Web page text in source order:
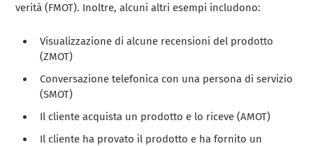
verità (FMOT). Inoltre, alcuni altri esempi includono:
Visualizzazione di alcune recensioni del prodotto
(ZMOT)
Conversazione telefonica con una persona di servizio
(SMOT)
Il cliente acquista un prodotto e lo riceve (AMOT)
Il cliente ha provato il prodotto e ha fornito un